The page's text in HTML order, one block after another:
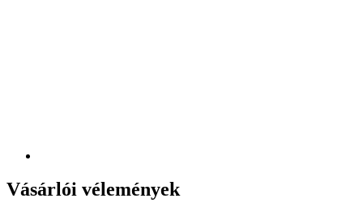
Vásárlói vélemények